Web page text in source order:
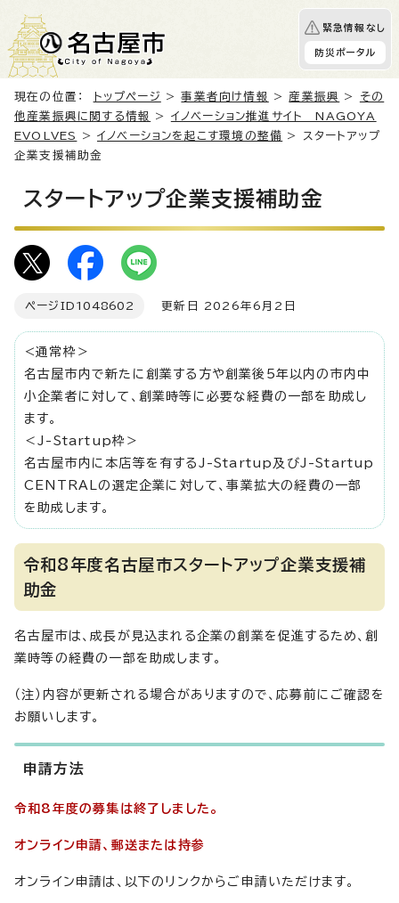
緊急情報なし
防災ポータル
現在の位置： トップページ >事業者向け情報 > 産業振興 > その
他産業振興に関する情報
> イノベーション推進サイト NAGOYA
EVOLVES
>イノベーションを起こす環境の整備 > スタートアップ
企業支援補助金
スタートアップ企業支援補助金
ページID 1048602 更新日 2026年6月2日
<通常枠＞
名古屋市内で新たに創業する方や創業後5年以内の市内中
小企業者に対して、創業時等に必要な経費の一部を助成し
ます。
＜J-Startup枠＞
名古屋市内に本店等を有するJ-Startup及びJ-Startup
CENTRALの選定企業に対して、事業拡大の経費の一部
を助成します。
令和8年度名古屋市スタートアップ企業支援補
助金
名古屋市は、成長が見込まれる企業の創業を促進するため、創
業時等の経費の一部を助成します。
（注）内容が更新される場合がありますので、応募前にご確認を
お願いします。
申請方法
令和8年度の募集は終了しました。
オンライン申請、郵送または持参
オンライン申請は、以下のリンクからご申請いただけます。